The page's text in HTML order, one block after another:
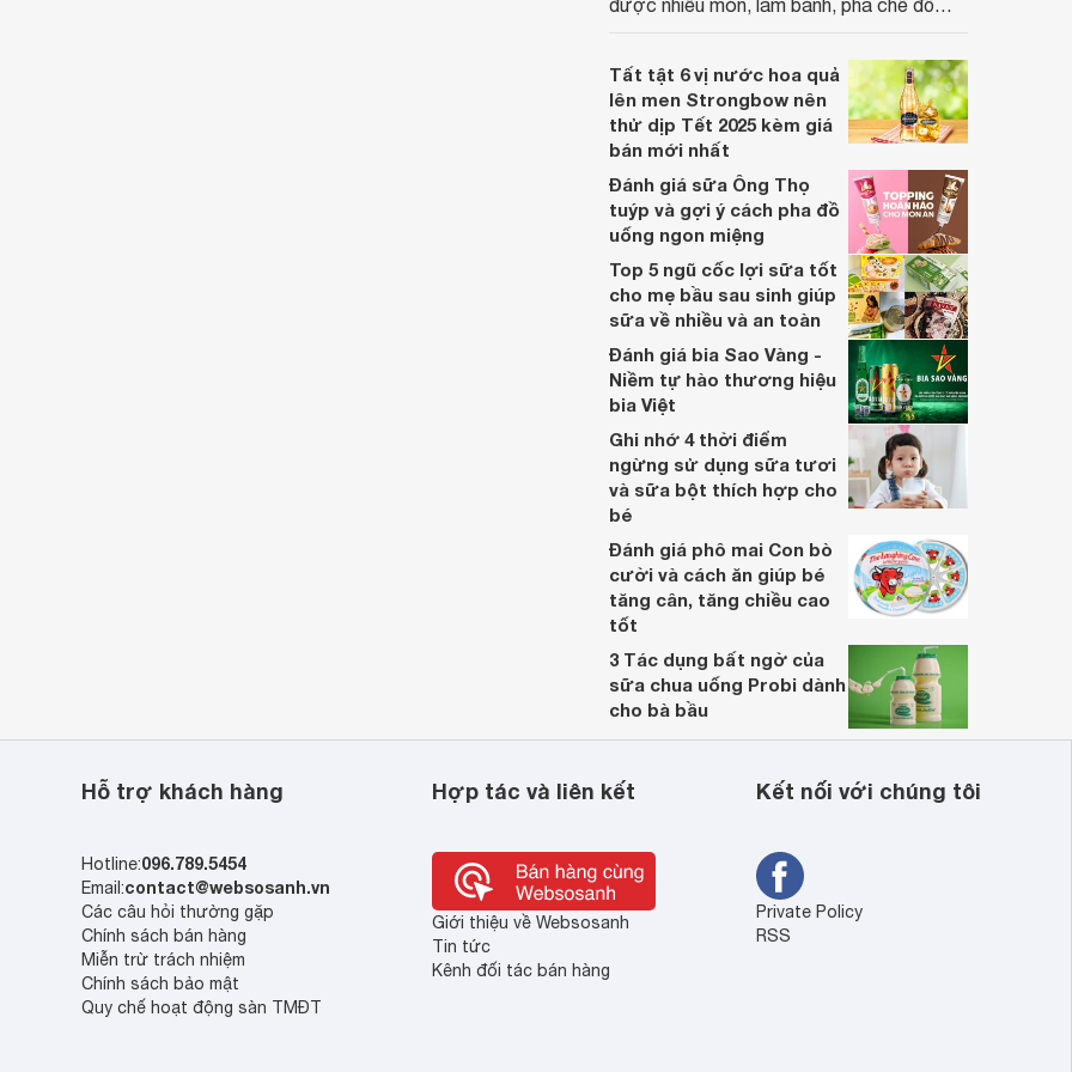
được nhiều món, làm bánh, pha chế đồ
phần gì? Công dụng ra sao? Hãy cùng tìm
hiểu chi tiết trong bài viết dưới đây.
Tất tật 6 vị nước hoa quả
lên men Strongbow nên
thử dịp Tết 2025 kèm giá
bán mới nhất
Đánh giá sữa Ông Thọ
tuýp và gợi ý cách pha đồ
uống ngon miệng
Top 5 ngũ cốc lợi sữa tốt
cho mẹ bầu sau sinh giúp
sữa về nhiều và an toàn
Đánh giá bia Sao Vàng -
Niềm tự hào thương hiệu
bia Việt
Ghi nhớ 4 thời điểm
ngừng sử dụng sữa tươi
và sữa bột thích hợp cho
bé
Đánh giá phô mai Con bò
cười và cách ăn giúp bé
tăng cân, tăng chiều cao
tốt
3 Tác dụng bất ngờ của
sữa chua uống Probi dành
cho bà bầu
Hỗ trợ khách hàng
Hotline:096.789.5454
Email:contact@websosanh.vn
Các câu hỏi thường gặp
Chính sách bán hàng
Miễn trừ trách nhiệm
Chính sách bảo mật
Quy chế hoạt động sàn TMĐT
Hợp tác và liên kết
Giới thiệu về Websosanh
Tin tức
Kênh đối tác bán hàng
Kết nối với chúng tôi
Private Policy
RSS